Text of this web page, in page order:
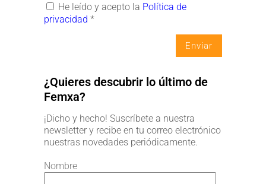
He leído y acepto la Política de
privacidad *
¿Quieres descubrir lo último de
Femxa?
¡Dicho y hecho! Suscríbete a nuestra
newsletter y recibe en tu correo electrónico
nuestras novedades periódicamente.
Nombre